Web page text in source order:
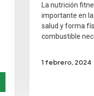
1 febrero, 2024
La nutrición
importante en
salud y forma
combustible